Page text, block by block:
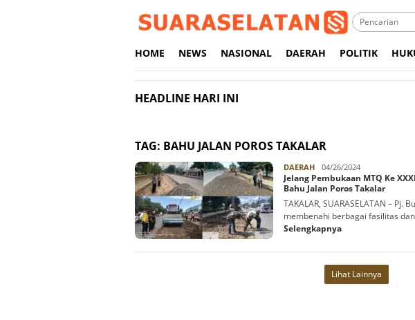
HOME NEWS NASIONAL DAERAH POLITIK
HEADLINE HARI INI
TAG: BAHU JALAN POROS TAKALAR
DAERAHRabbani
04/26/2024
Jelang Pembukaan MTQ Ke
Bahu Jalan Poros Takalar
TAKALAR, SUARASELATAN – Pj.
membenahi berbagai fasilitas
Selengkapnya
Lihat Lainnya